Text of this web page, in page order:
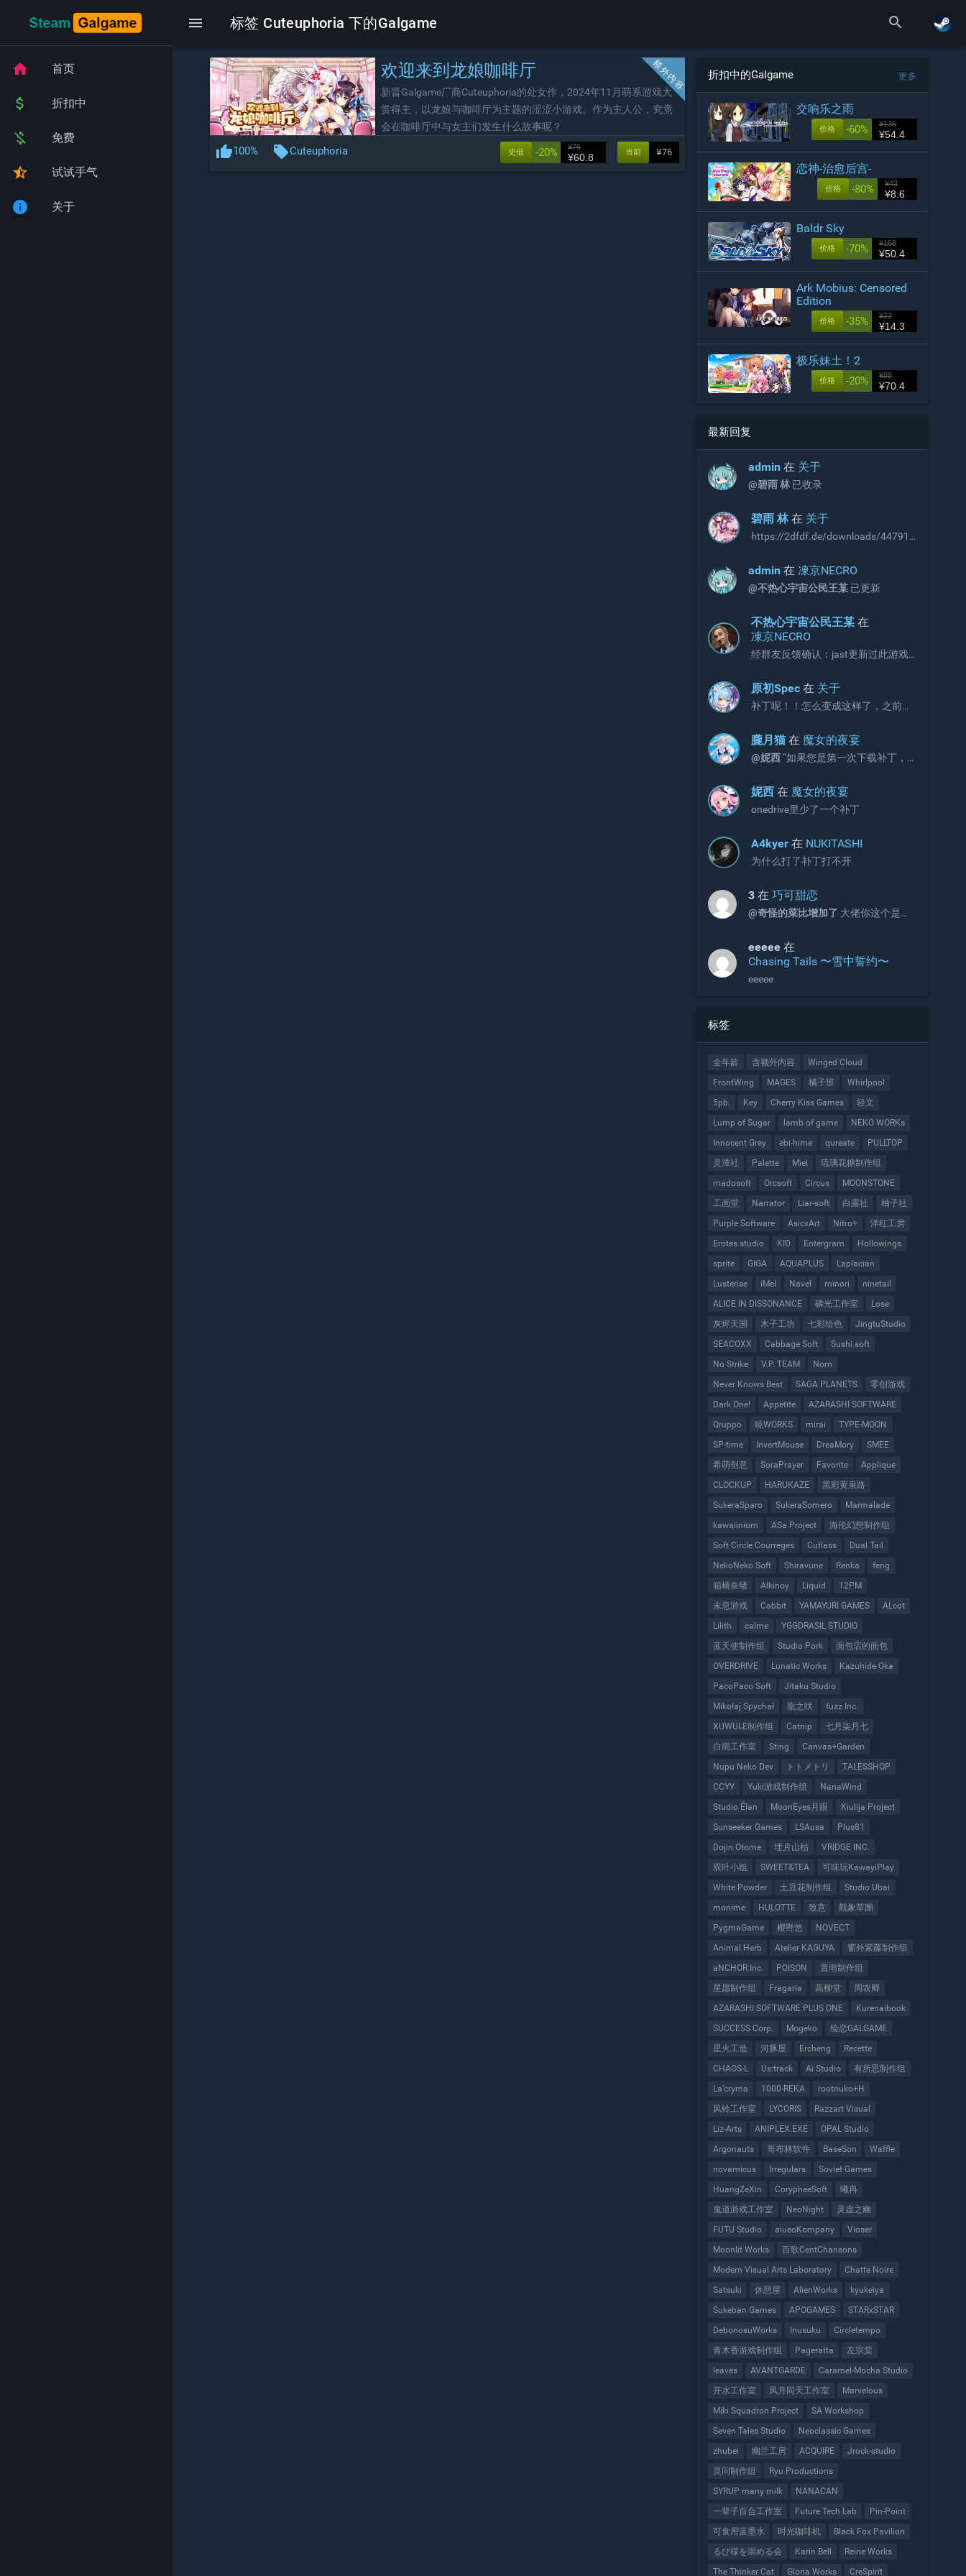
menu 标签 Cuteuphoria 下的Galgame search
home 首页
attach_money 折扣中
money_off 免费
star_half 试试手气
info 关于
欢迎来到龙娘咖啡厅
新晋Galgame厂商Cuteuphoria的处女作，2024年11月萌系游戏大
赏得主，以龙娘与咖啡厅为主题的涩涩小游戏。作为主人公，究竟
会在咖啡厅中与女主们发生什么故事呢？
thumb_up100% local_offerCuteuphoria ¥76
当前
-20% ¥76
¥60.8
史低
折扣中的Galgame 更多
交响乐之雨
-60% ¥136
¥54.4
价格
恋神-治愈后宫-
-80% ¥43
¥8.6
价格
Baldr Sky
-70% ¥168
¥50.4
价格
Ark Mobius: Censored
Edition
-35% ¥22
¥14.3
价格
极乐妹土！2
-20% ¥88
¥70.4
价格
最新回复
admin 在 关于
@碧雨 林 已收录
碧雨 林 在 关于
https://2dfdf.de/downloads/44791
R18补丁，无需积分即可下载，站长
可以考虑收录
admin 在凍京NECRO
@不热心宇宙公民王某 已更新
不热心宇宙公民王某 在
凍京NECRO
经群友反馈确认：jast更新过此游戏
的问题。 V3版本补丁官方链接如下，
请更新官网链接与onedrive文件：
https://jaststore.com/zh...
原初Spec 在 关于
补丁呢！！怎么变成这样了，之前不
朧月猫 在 魔女的夜宴
@妮西“如果您是第一次下载补丁，
额外下载增益更新补丁。”
妮西 在 魔女的夜宴
onedrive里少了一个补丁
A4kyer 在 NUKITASHI
为什么打了补丁打不开
3 在巧可甜恋
@奇怪的菜比增加了
eeeee 在
Chasing Tails 〜雪中誓约〜
eeeee
标签
全年龄 含额外内容
Winged Cloud
FrontWing
MAGES 橘子班
Whirlpool
5pb.
Key Cherry Kiss Games
轻文
Lump of Sugar
lamb of game
NEKO WORKs
Innocent Grey
ebi-hime qureate
PULLTOP
灵潭社
Palette Miel
琉璃花糖制作组
madosoft
Orcsoft Circus
MOONSTONE
工画堂
Narrator Liar-soft 白露社
柚子社
Purple Software
AsicxArt Nitro+
洋红工房
Erotes studio
KID Entergram
Hollowings
sprite
GIGA AQUAPLUS
Laplacian
Lusterise
iMel Navel minori
ninetail
ALICE IN DISSONANCE
磷光工作室
Lose
灰烬天国
木子工坊 七彩绘色
JingtuStudio
SEACOXX
Cabbage Soft
Sushi soft
No Strike
V.P. TEAM
Norn
Never Knows Best
SAGA PLANETS
零创游戏
Dark One!
Appetite
AZARASHI SOFTWARE
Qruppo
暁WORKS mirai
TYPE-MOON
SP-time
InvertMouse DreaMory
SMEE
希萌创意
SoraPrayer Favorite
Applique
CLOCKUP
HARUKAZE
黑彩黄泉路
SukeraSparo
SukeraSomero
Marmalade
kawaiinium
ASa Project
海伦幻想制作组
Soft Circle Courreges
Cutlass
Dual Tail
NekoNeko Soft
Shiravune Renka
feng
箱崎奈绪
Alkinoy Liquid
12PM
未息游戏
Cabbit YAMAYURI GAMES
ALcot
Lilith
calme
YGGDRASIL STUDIO
蓝天使制作组
Studio Pork
面包店的面包
OVERDRIVE
Lunatic Works
Kazuhide Oka
PacoPaco Soft
Jitaku Studio
Mikołaj Spychał
龍之咲
fuzz Inc.
XUWULE制作组
Catnip
七月柒月七
白雨工作室
Sting
Canvas+Garden
Nupu Neko Dev
トトメトリ
TALESSHOP
CCYY
Yuki游戏制作组
NanaWind
Studio Élan
MoonEyes月眼
Kiulija Project
Sunseeker Games
LSAusa
Plus81
Dojin Otome
埋月山枯
VRIDGE INC.
双叶小组
SWEET&TEA
可味玩KawayiPlay
White Powder
土豆花制作组
Studio Ubai
monime
HULOTTE 致意
觀象草圖
PygmaGame
樱野悠
NOVECT
Animal Herb
Atelier KAGUYA
窗外紫藤制作组
aNCHOR Inc.
POISON
置雨制作组
星愿制作组
Fragaria 高柳堂
周农卿
AZARASHI SOFTWARE PLUS ONE
Kurenaibook
SUCCESS Corp.
Mogeko
绘恋GALGAME
星火工造
河豚屋 Ercheng
Recette
CHAOS-L
Us:track Ai Studio
有所思制作组
La’cryma
1000-REKA
rootnuko+H
风铃工作室
LYCORIS
Razzart Visual
Liz-Arts
ANIPLEX.EXE
OPAL Studio
Argonauts
哥布林软件 BaseSon
Waffle
novamicus
Irregulars
Soviet Games
HuangZeXin
CorypheeSoft
曦冉
鬼道游戏工作室
NeoNight
灵虚之幽
FUTU Studio
aiueoKompany
Vioser
Moonlit Works
百歌CentChansons
Modern Visual Arts Laboratory
Chatte Noire
Satsuki
休憩屋 AlienWorks
kyukeiya
Sukeban Games
APOGAMES
STARxSTAR
DebonosuWorks
Inusuku
Circletempo
青木香游戏制作组
Pageratta
左宗棠
leaves
AVANTGARDE
Caramel-Mocha Studio
开水工作室
风月同天工作室
Marvelous
Miki Squadron Project
SA Workshop
Seven Tales Studio
Neoclassic Games
zhubei
幽兰工房 ACQUIRE
Jrock-studio
灵问制作组
Ryu Productions
SYRUP many milk
NANACAN
一辈子百合工作室
Future Tech Lab
Pin-Point
可食用蓝墨水
时光咖啡机
Black Fox Pavilion
るび様を崇める会
Karin Bell
Reine Works
The Thinker Cat
Gloria Works CreSpirit